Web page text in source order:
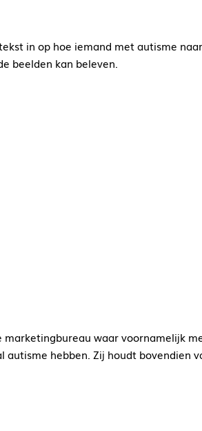
in op hoe iemand met autisme
beelden kan beleven.
waar voornamelijk
hebben. Zij houdt bovendien